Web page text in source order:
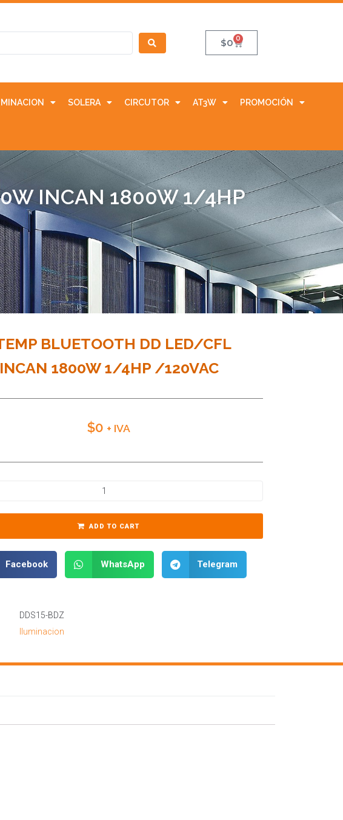
$0 0
SOLERA CIRCUTOR AT3W PROMOCIÓN
INCAN 1800W 1/4HP
BLUETOOTH DD LED/CFL
1800W 1/4HP /120VAC
$0 + IVA
ADD TO CART
Facebook WhatsApp Telegram
DDS15-BDZ
Iluminacion